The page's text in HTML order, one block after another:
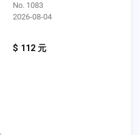
No. 1083
2026-08-04
$ 112 元